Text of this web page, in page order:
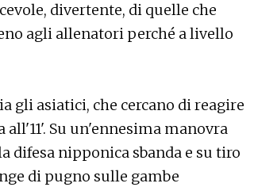
divertente, di quelle che
agli allenatori perché a livello
gli asiatici, che cercano di reagire
Su un'ennesima manovra
difesa nipponica sbanda e su tiro
di pugno sulle gambe